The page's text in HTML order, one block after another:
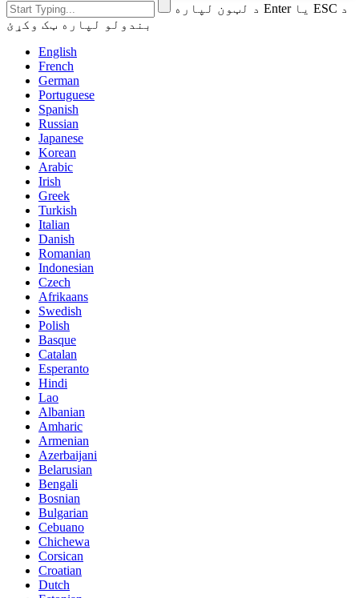
د لټون لپاره Enter یا ESC د
بندولو لپاره ټک وکړئ
English
French
German
Portuguese
Spanish
Russian
Japanese
Korean
Arabic
Irish
Greek
Turkish
Italian
Danish
Romanian
Indonesian
Czech
Afrikaans
Swedish
Polish
Basque
Catalan
Esperanto
Hindi
Lao
Albanian
Amharic
Armenian
Azerbaijani
Belarusian
Bengali
Bosnian
Bulgarian
Cebuano
Chichewa
Corsican
Croatian
Dutch